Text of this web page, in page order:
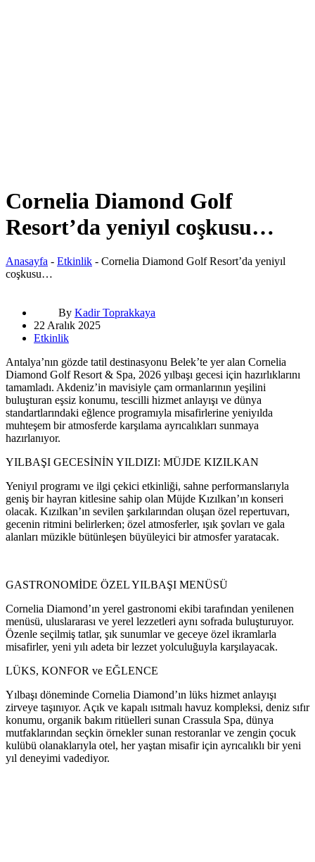
Cornelia Diamond Golf
Resort’da yeniyıl coşkusu…
Anasayfa - Etkinlik - Cornelia Diamond Golf Resort’da yeniyıl
coşkusu…
By Kadir Toprakkaya
22 Aralık 2025
Etkinlik
Antalya’nın gözde tatil destinasyonu Belek’te yer alan Cornelia
Diamond Golf Resort & Spa, 2026 yılbaşı gecesi için hazırlıklarını
tamamladı. Akdeniz’in mavisiyle çam ormanlarının yeşilini
buluşturan eşsiz konumu, tescilli hizmet anlayışı ve dünya
standartlarındaki eğlence programıyla misafirlerine yeniyılda
muhteşem bir atmosferde karşılama ayrıcalıkları sunmaya
hazırlanıyor.
YILBAŞI GECESİNİN YILDIZI: MÜJDE KIZILKAN
Yeniyıl programı ve ilgi çekici etkinliği, sahne performanslarıyla
geniş bir hayran kitlesine sahip olan Müjde Kızılkan’ın konseri
olacak. Kızılkan’ın sevilen şarkılarından oluşan özel repertuvarı,
gecenin ritmini belirlerken; özel atmosferler, ışık şovları ve gala
alanları müzikle bütünleşen büyüleyici bir atmosfer yaratacak.
GASTRONOMİDE ÖZEL YILBAŞI MENÜSÜ
Cornelia Diamond’ın yerel gastronomi ekibi tarafından yenilenen
menüsü, uluslararası ve yerel lezzetleri aynı sofrada buluşturuyor.
Özenle seçilmiş tatlar, şık sunumlar ve geceye özel ikramlarla
misafirler, yeni yılı adeta bir lezzet yolculuğuyla karşılayacak.
LÜKS, KONFOR ve EĞLENCE
Yılbaşı döneminde Cornelia Diamond’ın lüks hizmet anlayışı
zirveye taşınıyor. Açık ve kapalı ısıtmalı havuz kompleksi, deniz sıfır
konumu, organik bakım ritüelleri sunan Crassula Spa, dünya
mutfaklarından seçkin örnekler sunan restoranlar ve zengin çocuk
kulübü olanaklarıyla otel, her yaştan misafir için ayrıcalıklı bir yeni
yıl deneyimi vadediyor.